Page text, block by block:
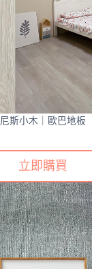
尼斯小木｜歐巴地板
立即購買